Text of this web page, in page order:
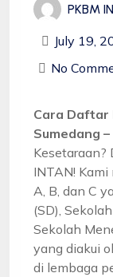
PKBM
July 19,
No
Cara Daftar
Sumedang –
Kesetaraan?
INTAN!
A, B, dan C
(SD),
Sekolah
yang diakui
di lembaga